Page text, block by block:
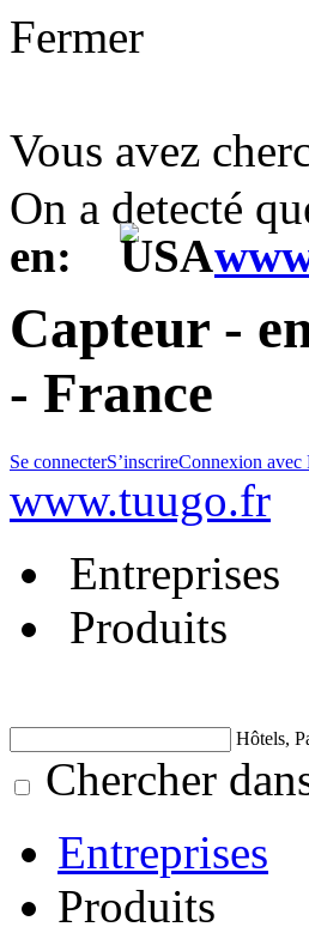
Fermer
Vous avez
On a detecté
en:
Capteur -
- France
Se connecterS’inscrireConnexion avec
www.tuugo.fr
Entreprises
Produits
Hôtels,
Chercher
Entreprises
Produits